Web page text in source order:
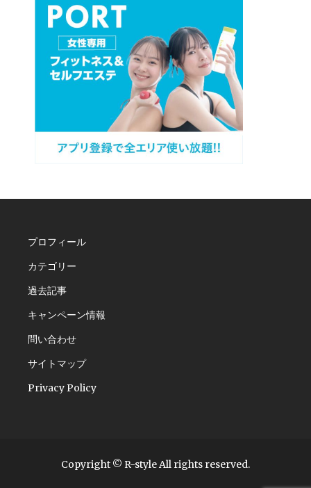
プロフィール
カテゴリー
過去記事
キャンペーン情報
問い合わせ
サイトマップ
Privacy Policy
Copyright © R-style All rights reserved.